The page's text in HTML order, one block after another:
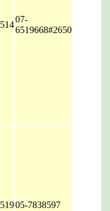
07-
6519668#2650
05-7838597